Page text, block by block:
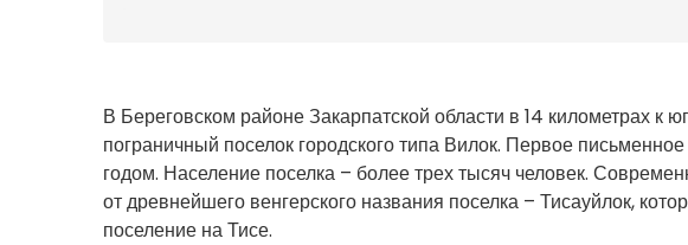
В Береговском районе Закарпатской области в 14 километрах к
пограничный поселок городского типа Вилок. Первое
годом. Население поселка – более трех тысяч человек.
от древнейшего венгерского названия поселка – Тисауйлок,
поселение на Тисе.